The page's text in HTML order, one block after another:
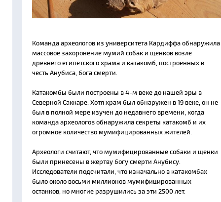
Команда археологов из университета Кардиффа обнаружила
массовое захоронение мумий собак и щенков возле
древнего египетского храма и катакомб, построенных в
честь Анубиса, бога смерти.
Катакомбы были построены в 4-м веке до нашей эры в
Северной Саккаре. Хотя храм был обнаружен в 19 веке, он не
был в полной мере изучен до недавнего времени, когда
команда археологов обнаружила секреты катакомб и их
огромное количество мумифицированных жителей.
Археологи считают, что мумифицированные собаки и щенки
были принесены в жертву богу смерти Анубису.
Исследователи подсчитали, что изначально в катакомбах
было около восьми миллионов мумифицированных
останков, но многие разрушились за эти 2500 лет.